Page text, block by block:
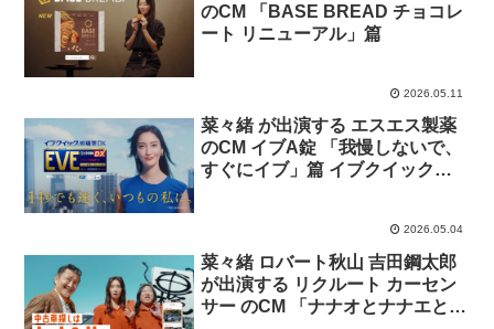
のCM 「BASE BREAD チョコレ
ート リニューアル」篇
2026.05.11
菜々緒 が出演する エスエス製薬
のCM イブA錠 「我慢しないで、
すぐにイブ」篇 イブクイック頭
2026.05.04
菜々緒 ロバート秋山 吉田鋼太郎
が出演する リクルート カーセン
サー のCM 「ナナオとナナエとパ